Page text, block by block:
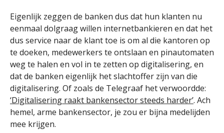
Eigenlijk zeggen de banken dus dat hun klanten nu
eenmaal dolgraag willen internetbankieren en dat het
dus service naar de klant toe is om al die kantoren op
te doeken, medewerkers te ontslaan en pinautomaten
weg te halen en vol in te zetten op digitalisering, en
dat de banken eigenlijk het slachtoffer zijn van die
digitalisering. Of zoals de Telegraaf het verwoordde:
‘Digitalisering raakt bankensector steeds harder’. Ach
hemel, arme bankensector, je zou er bijna medelijden
mee krijgen.